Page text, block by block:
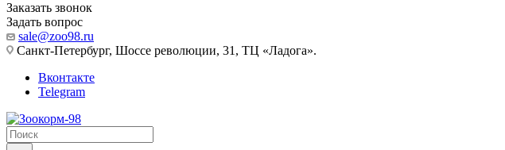
Заказать звонок
Задать вопрос
sale@zoo98.ru
Санкт-Петербург, Шоссе революции, 31, ТЦ «Ладога».
Вконтакте
Telegram